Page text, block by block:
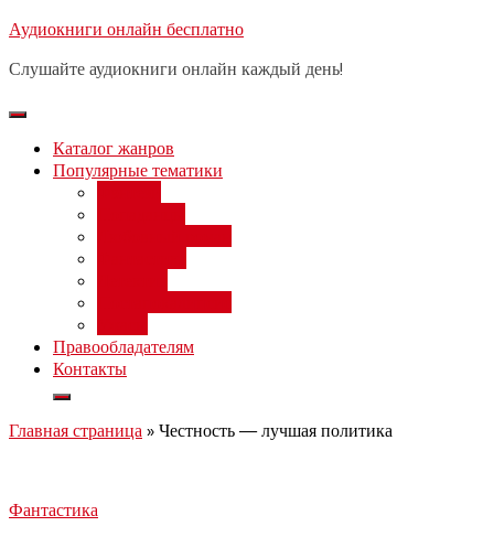
Перейти
содержимому
Аудиокниги онлайн бесплатно
Слушайте аудиокниги онлайн каждый день!
Каталог жанров
Популярные тематики
Правообладателям
Контакты
Главная страница » Честность — лучшая политика
Фантастика
Бесплатный вебинар: заработок
день